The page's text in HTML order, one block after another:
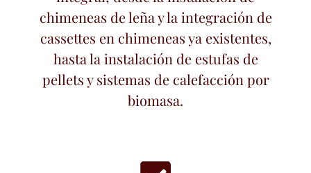
chimeneas de leña y la integración de
cassettes en chimeneas ya existentes,
hasta la instalación de estufas de
pellets y sistemas de calefacción por
biomasa.